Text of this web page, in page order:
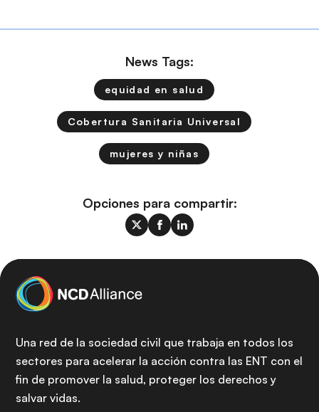
News Tags:
equidad en salud
Cobertura Sanitaria Universal
mujeres y niñas
Opciones para compartir:
Una red de la sociedad civil que trabaja en todos los
sectores para acelerar la acción contra las ENT con el
fin de promover la salud, proteger los derechos y
salvar vidas.